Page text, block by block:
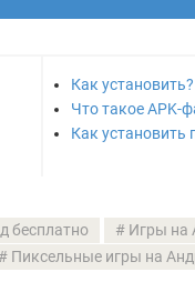
Как установить?
Что такое APK-
Как установить
бесплатно Игры на
Пиксельные игры на